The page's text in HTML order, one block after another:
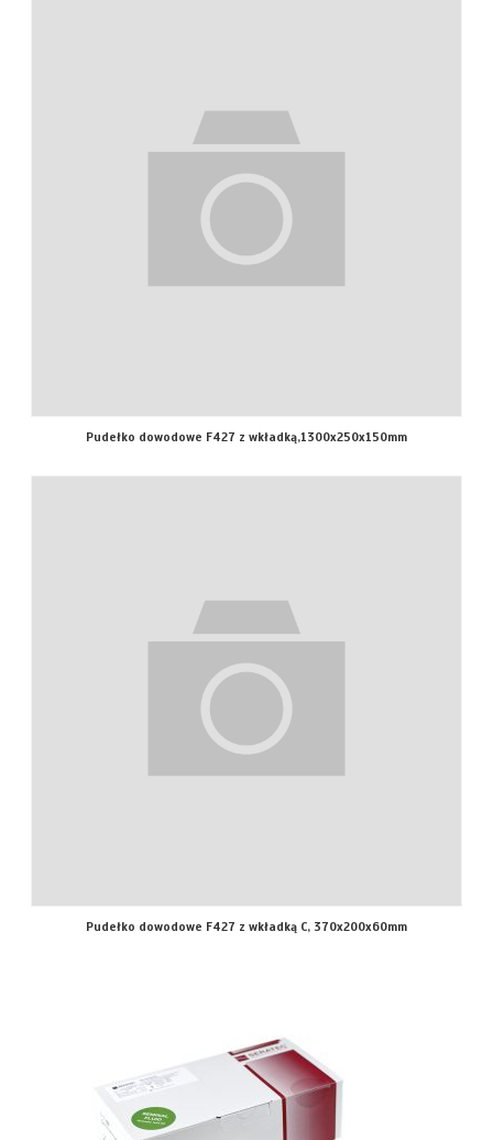
Pudełko dowodowe F427 z wkładką,1300x250x150mm
Pudełko dowodowe F427 z wkładką C, 370x200x60mm